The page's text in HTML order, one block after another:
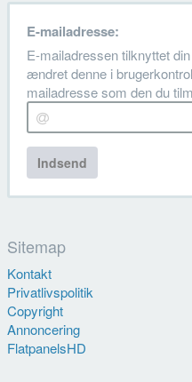
E-mailadresse:
E-mailadressen tilknyttet
ændret denne i
mailadresse som den du
Indsend
Sitemap
Kontakt
Privatlivspolitik
Copyright
Annoncering
FlatpanelsHD